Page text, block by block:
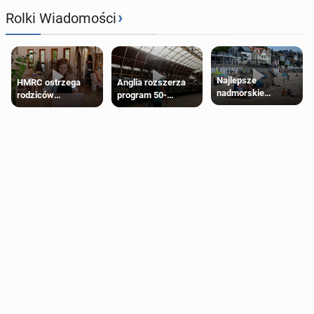
Rolki Wiadomości›
HMRC ostrzega
rodziców
pobierających Child
Anglia rozszerza
program 50-
procentowych
Najlepsze
nadmorskie
miasteczko blisko